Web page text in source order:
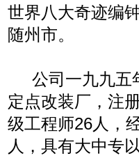
世界八大奇迹编
随州市。
公司一九九五
定点改装厂，注
级工程师26人，
人，具有大中专